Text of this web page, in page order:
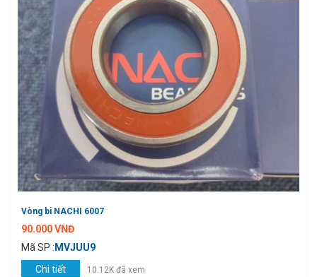
Vòng bi NACHI 6007
90.000 VNĐ
Mã SP : MVJUU9
Chi tiết
10.12K đã xem